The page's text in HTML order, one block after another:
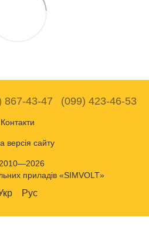
867-43-47 (099) 423-46-53
Контакти
версія сайту
приладів «SIMVOLT»
Рус